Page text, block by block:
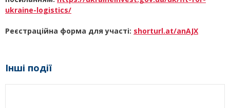
ukraine-logistics/
Реєстраційна форма для участі: shorturl.at/anAJX
Інші події